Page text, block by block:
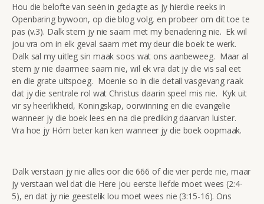
Hou die belofte van seën in gedagte as jy hierdie reeks in
Openbaring bywoon, op die blog volg, en probeer om dit toe te
pas (v.3). Dalk stem jy nie saam met my benadering nie. Ek wil
jou vra om in elk geval saam met my deur die boek te werk.
Dalk sal my uitleg sin maak soos wat ons aanbeweeg. Maar al
stem jy nie daarmee saam nie, wil ek vra dat jy die vis sal eet
en die grate uitspoeg. Moenie so in die detail vasgevang raak
dat jy die sentrale rol wat Christus daarin speel mis nie. Kyk uit
vir sy heerlikheid, Koningskap, oorwinning en die evangelie
wanneer jy die boek lees en na die prediking daarvan luister.
Vra hoe jy Hóm beter kan ken wanneer jy die boek oopmaak.
Dalk verstaan jy nie alles oor die 666 of die vier perde nie, maar
jy verstaan wel dat die Here jou eerste liefde moet wees (2:4-
5), en dat jy nie geestelik lou moet wees nie (3:15-16). Ons